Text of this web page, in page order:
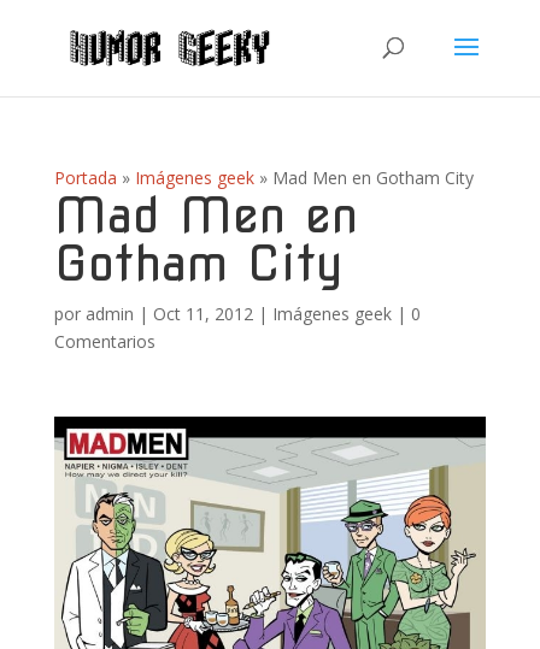
Portada » Imágenes geek» Mad Men en Gotham City
Mad Men en
Gotham City
por admin | Oct 11, 2012| Imágenes geek| 0
Comentarios